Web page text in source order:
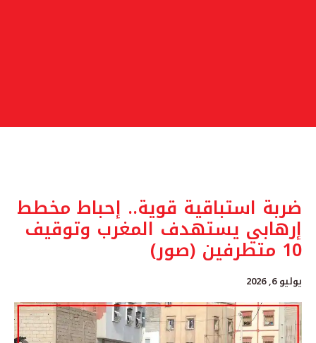
ضربة استباقية قوية.. إحباط مخطط
إرهابي يستهدف المغرب وتوقيف
10 متطرفين (صور)
يوليو 6, 2026